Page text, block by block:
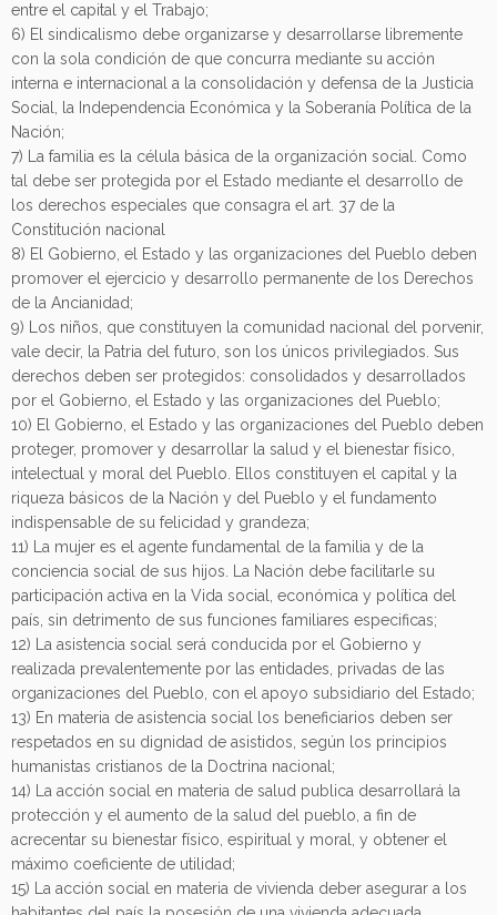
entre el capital y el Trabajo;
6) El sindicalismo debe organizarse y desarrollarse libremente
con la sola condición de que concurra mediante su acción
interna e internacional a la consolidación y defensa de la Justicia
Social, la Independencia Económica y la Soberanía Política de la
Nación;
7) La familia es la célula básica de la organización social. Como
tal debe ser protegida por el Estado mediante el desarrollo de
los derechos especiales que consagra el art. 37 de la
Constitución nacional
8) El Gobierno, el Estado y las organizaciones del Pueblo deben
promover el ejercicio y desarrollo permanente de los Derechos
de la Ancianidad;
9) Los niños, que constituyen la comunidad nacional del porvenir,
vale decir, la Patria del futuro, son los únicos privilegiados. Sus
derechos deben ser protegidos: consolidados y desarrollados
por el Gobierno, el Estado y las organizaciones del Pueblo;
10) El Gobierno, el Estado y las organizaciones del Pueblo deben
proteger, promover y desarrollar la salud y el bienestar físico,
intelectual y moral del Pueblo. Ellos constituyen el capital y la
riqueza básicos de la Nación y del Pueblo y el fundamento
indispensable de su felicidad y grandeza;
11) La mujer es el agente fundamental de la familia y de la
conciencia social de sus hijos. La Nación debe facilitarle su
participación activa en la Vida social, económica y política del
país, sin detrimento de sus funciones familiares especificas;
12) La asistencia social será conducida por el Gobierno y
realizada prevalentemente por las entidades, privadas de las
organizaciones del Pueblo, con el apoyo subsidiario del Estado;
13) En materia de asistencia social los beneficiarios deben ser
respetados en su dignidad de asistidos, según los principios
humanistas cristianos de la Doctrina nacional;
14) La acción social en materia de salud publica desarrollará la
protección y el aumento de la salud del pueblo, a fin de
acrecentar su bienestar físico, espiritual y moral, y obtener el
máximo coeficiente de utilidad;
15) La acción social en materia de vivienda deber asegurar a los